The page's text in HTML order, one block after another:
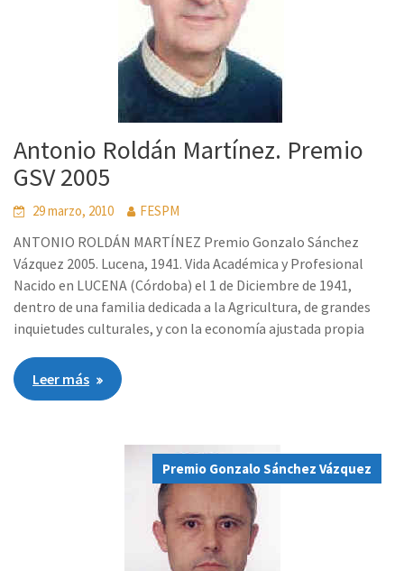
Antonio Roldán Martínez. Premio
GSV 2005
29 marzo, 2010 FESPM
ANTONIO ROLDÁN MARTÍNEZ Premio Gonzalo Sánchez
Vázquez 2005. Lucena, 1941. Vida Académica y Profesional
Nacido en LUCENA (Córdoba) el 1 de Diciembre de 1941,
dentro de una familia dedicada a la Agricultura, de grandes
inquietudes culturales, y con la economía ajustada propia
Leer más
Premio Gonzalo Sánchez Vázquez